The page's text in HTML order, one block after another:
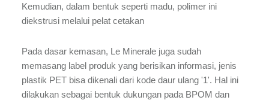
Kemudian, dalam bentuk seperti madu, polimer ini
diekstrusi melalui pelat cetakan
Pada dasar kemasan, Le Minerale juga sudah
memasang label produk yang berisikan informasi, jenis
plastik PET bisa dikenali dari kode daur ulang '1'. Hal ini
dilakukan sebagai bentuk dukungan pada BPOM dan